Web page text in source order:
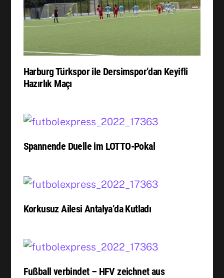
Harburg Türkspor ile Dersimspor’dan Keyifli
Hazırlık Maçı
Spannende Duelle im LOTTO-Pokal
Korkusuz Ailesi Antalya’da Kutladı
Fußball verbindet – HFV zeichnet aus